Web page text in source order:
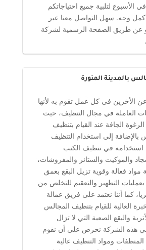
في الأسبوع لتلبية جميع احتياجاتكم
وجه. سهل التواصل معنا عبر
عن طريق الصفحة الرسمية لشركة
بالمدينة المنورة
الأخرين في كل عمل تقوم به لأنها
العاملة في مجال التنظيف، حيث
الجافة عند القيام بتنظيف
بالإضافة إلى استخدام التنظيف
استخدامه في تنظيف الكنب
والموكيت والستائر والمفروشات،
فعالة وقوية تزيل البقع بعمق
التطهير والتعقيم للتخلص من
كما أننا نعتمد على فريق عمالة
العالية للقيام بتنظيف المجالس
والبقع الصعبة التي لا تزال
هذه الشركة نحرص على أن نقوم
ومواد التنظيف عالية